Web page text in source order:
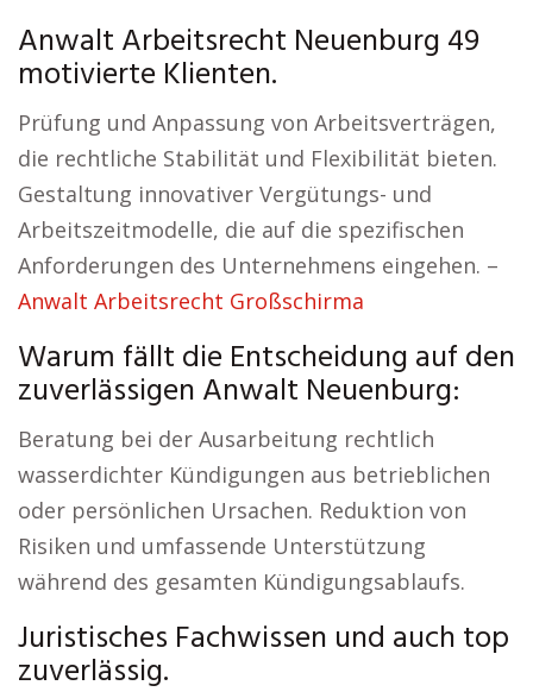
Anwalt Arbeitsrecht Neuenburg 49
motivierte Klienten.
Prüfung und Anpassung von Arbeitsverträgen,
die rechtliche Stabilität und Flexibilität bieten.
Gestaltung innovativer Vergütungs- und
Arbeitszeitmodelle, die auf die spezifischen
Anforderungen des Unternehmens eingehen. –
Anwalt Arbeitsrecht Großschirma
Warum fällt die Entscheidung auf den
zuverlässigen Anwalt Neuenburg:
Beratung bei der Ausarbeitung rechtlich
wasserdichter Kündigungen aus betrieblichen
oder persönlichen Ursachen. Reduktion von
Risiken und umfassende Unterstützung
während des gesamten Kündigungsablaufs.
Juristisches Fachwissen und auch top
zuverlässig.